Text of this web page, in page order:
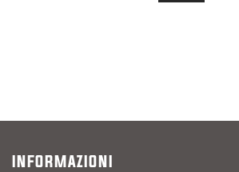
INFORMAZIONI